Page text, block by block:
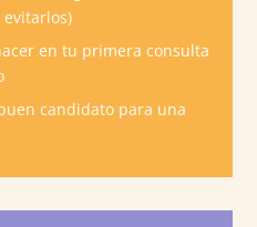
evitarlos)
en tu primera consulta
candidato para una